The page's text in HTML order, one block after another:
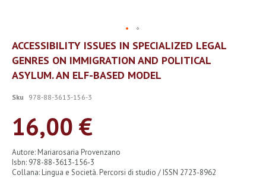
Vai
all'inizio
della
galleria
immagini
ACCESSIBILITY ISSUES IN SPECIALIZED LEGAL
GENRES ON IMMIGRATION AND POLITICAL
ASYLUM. AN ELF-BASED MODEL
Sku 978-88-3613-156-3
16,00 €
Autore: Mariarosaria Provenzano
Isbn: 978-88-3613-156-3
Collana: Lingua e Società. Percorsi di studio / ISSN 2723-8962